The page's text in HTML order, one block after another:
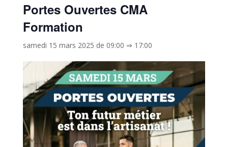
Portes Ouvertes CMA
Formation
samedi 15 mars 2025 de 09:00 ⇒ 17:00